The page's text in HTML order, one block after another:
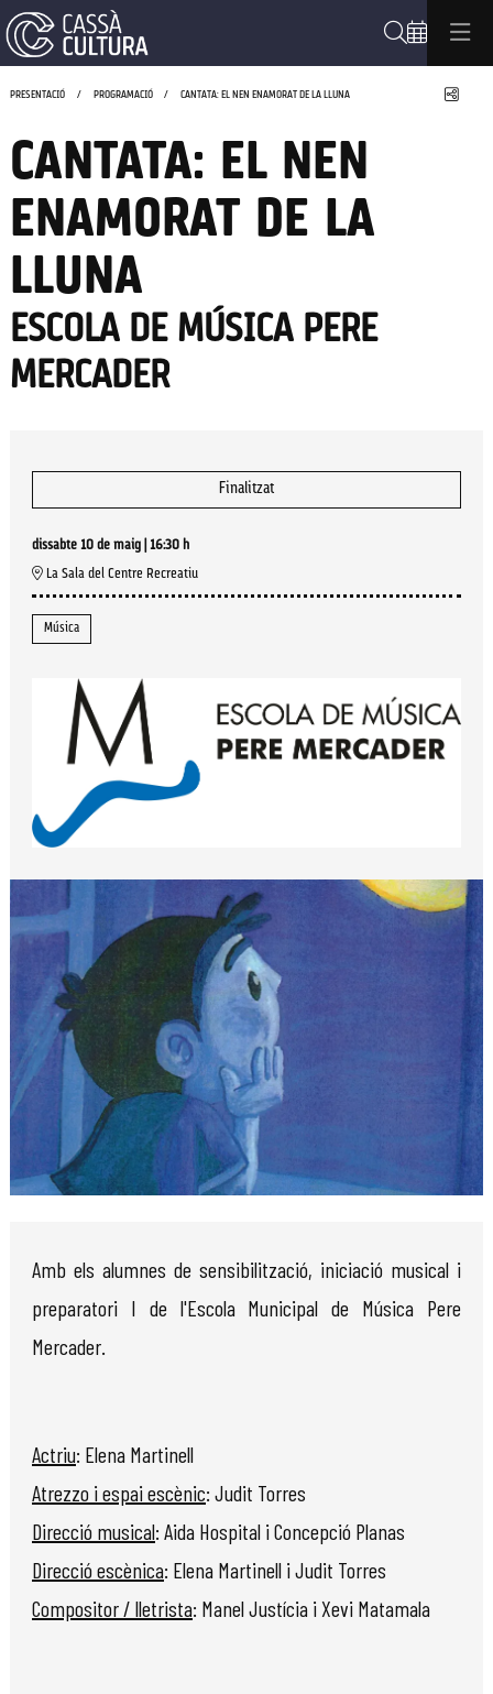
PRESENTACIÓ PROGRAMACIÓ CANTATA: EL NEN ENAMORAT DE LA LLUNA
CANTATA: EL NEN
ENAMORAT DE LA
LLUNA
ESCOLA DE MÚSICA PERE
MERCADER
Finalitzat
dissabte 10 de maig
16:30 h
La Sala del Centre Recreatiu
Música
Amb els alumnes de sensibilització, iniciació musical i
preparatori I de l'Escola Municipal de Música Pere
Mercader.
Actriu: Elena Martinell
Atrezzo i espai escènic: Judit Torres
Direcció musical: Aida Hospital i Concepció Planas
Direcció escènica: Elena Martinell i Judit Torres
Compositor / lletrista: Manel Justícia i Xevi Matamala